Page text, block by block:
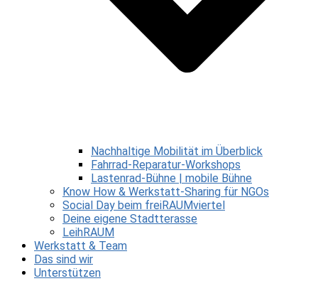
Nachhaltige Mobilität im Überblick
Fahrrad-Reparatur-Workshops
Lastenrad-Bühne | mobile Bühne
Know How & Werkstatt-Sharing für NGOs
Social Day beim freiRAUMviertel
Deine eigene Stadtterasse
LeihRAUM
Werkstatt & Team
Das sind wir
Unterstützen